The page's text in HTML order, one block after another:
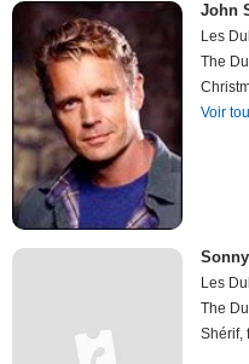
John
Les
The
Voir
Les
The
Shérif,